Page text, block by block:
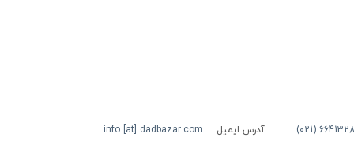
آدرس ایمیل : info [at] dadbazar.com